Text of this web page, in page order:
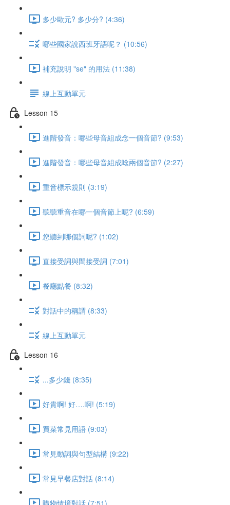
多少歐元? 多少分? (4:36)
哪些國家說西班牙語呢？ (10:56)
補充說明 "se" 的用法 (11:38)
線上互動單元
Lesson 15
進階發音：哪些母音組成念一個音節? (9:53)
進階發音：哪些母音組成唸兩個音節? (2:27)
重音標示規則 (3:19)
聽聽重音在哪一個音節上呢? (6:59)
您聽到哪個詞呢? (1:02)
直接受詞與間接受詞 (7:01)
餐廳點餐 (8:32)
對話中的稱謂 (8:33)
線上互動單元
Lesson 16
...多少錢 (8:35)
好貴啊! 好….啊! (5:19)
買菜常見用語 (9:03)
常見動詞與句型結構 (9:22)
常見早餐店對話 (8:14)
購物情境對話 (7:51)